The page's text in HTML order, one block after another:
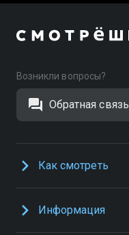
Возникли вопросы?
Обратная связь
Как смотреть
Информация